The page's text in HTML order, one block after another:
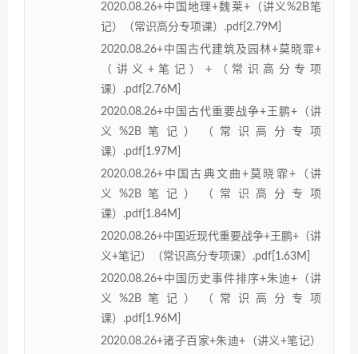
2020.08.26+中国地理+魏莱+（讲义%2B笔
记）（常识高分专项课）.pdf[2.79M]
2020.08.26+中国古代建筑及园林+莫晓霏+
（讲义+笔记）+（常识高分专项
课）.pdf[2.76M]
2020.08.26+中国古代重要战争+王鹏+（讲
义%2B笔记）（常识高分专项
课）.pdf[1.97M]
2020.08.26+中国古典文曲+莫晓霏+（讲
义%2B笔记）（常识高分专项
课）.pdf[1.84M]
2020.08.26+中国近现代重要战争+王鹏+（讲
义+笔记）（常识高分专项课）.pdf[1.63M]
2020.08.26+中国历史事件排序+朱迪+（讲
义%2B笔记）（常识高分专项
课）.pdf[1.96M]
2020.08.26+诸子百家+朱迪+（讲义+笔记）